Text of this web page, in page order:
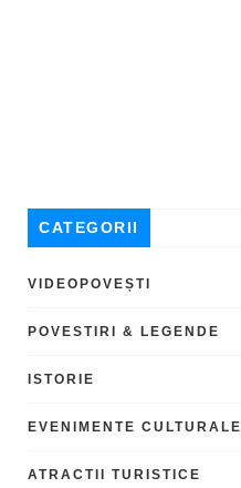
CATEGORII
VIDEOPOVEȘTI
POVESTIRI & LEGENDE
ISTORIE
EVENIMENTE CULTURALE
ATRACTII TURISTICE